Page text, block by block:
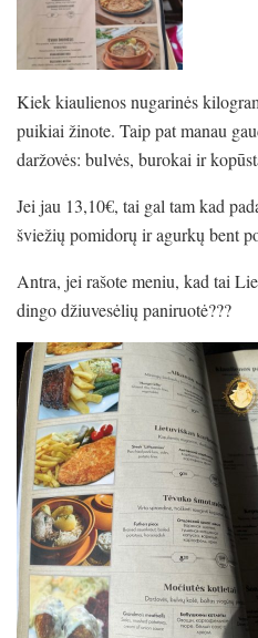
Kiek kiaulienos nugarinės
puikiai žinote. Taip pat manau
daržovės: bulvės, burokai ir
Jei jau 13,10€, tai gal tam kad
šviežių pomidorų ir agurkų bent
Antra, jei rašote meniu, kad tai
dingo džiuvesėlių paniruotė???